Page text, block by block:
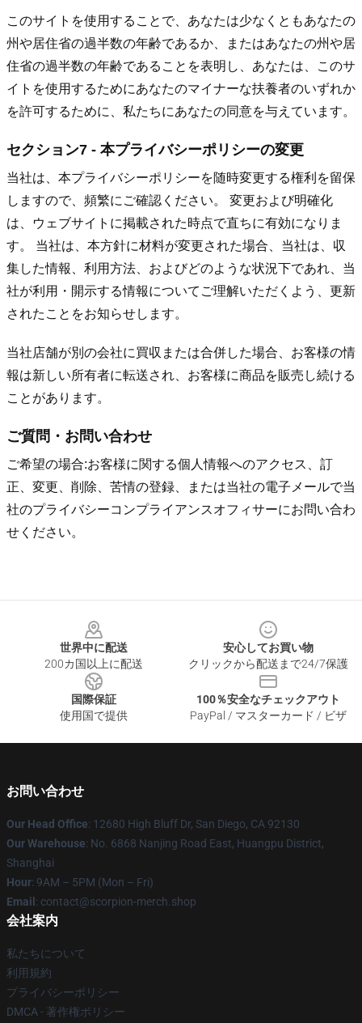
このサイトを使用することで、あなたは少なくともあなたの
州や居住省の過半数の年齢であるか、またはあなたの州や居
住省の過半数の年齢であることを表明し、あなたは、このサ
イトを使用するためにあなたのマイナーな扶養者のいずれか
を許可するために、私たちにあなたの同意を与えています。
セクション7 - 本プライバシーポリシーの変更
当社は、本プライバシーポリシーを随時変更する権利を留保
しますので、頻繁にご確認ください。 変更および明確化
は、ウェブサイトに掲載された時点で直ちに有効になりま
す。 当社は、本方針に材料が変更された場合、当社は、収
集した情報、利用方法、およびどのような状況下であれ、当
社が利用・開示する情報についてご理解いただくよう、更新
されたことをお知らせします。
当社店舗が別の会社に買収または合併した場合、お客様の情
報は新しい所有者に転送され、お客様に商品を販売し続ける
ことがあります。
ご質問・お問い合わせ
ご希望の場合:お客様に関する個人情報へのアクセス、訂
正、変更、削除、苦情の登録、または当社の電子メールで当
社のプライバシーコンプライアンスオフィサーにお問い合わ
せください。
世界中に配送
200カ国以上に配送
安心してお買い物
クリックから配送まで24/7保護
国際保証
使用国で提供
100％安全なチェックアウト
PayPal / マスターカード / ビザ
お問い合わせ
Our Head Office: 12680 High Bluff Dr, San Diego, CA 92130
Our Warehouse: No. 6868 Nanjing Road East, Huangpu District,
Shanghai
Hour: 9AM – 5PM (Mon – Fri)
Email : contact@scorpion-merch.shop
会社案内
私たちについて
利用規約
プライバシーポリシー
DMCA - 著作権ポリシー